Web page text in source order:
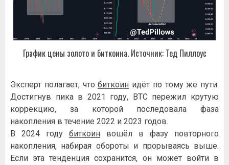
График цены золото и биткоина. Источник: Тед Пиллоус
Эксперт полагает, чтобиткоин идёт по тому же пути.
Достигнув пика в 2021 году, BTC пережил крутую
коррекцию, за которой последовала фаза
накопления в течение 2022 и 2023 годов.
В 2024 году биткоин вошёл в фазу повторного
накопления, набирая обороты и прорываясь выше.
Если эта тенденция сохранится, он может войти в